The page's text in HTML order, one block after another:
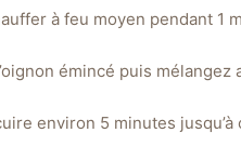
à feu moyen pendant 1
émincé puis
environ 5 minutes